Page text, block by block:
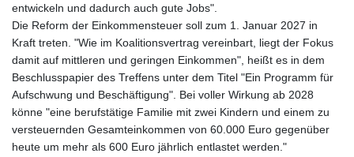
entwickeln und dadurch auch gute Jobs".
Die Reform der Einkommensteuer soll zum 1. Januar 2027 in
Kraft treten. "Wie im Koalitionsvertrag vereinbart, liegt der Fokus
damit auf mittleren und geringen Einkommen", heißt es in dem
Beschlusspapier des Treffens unter dem Titel "Ein Programm für
Aufschwung und Beschäftigung". Bei voller Wirkung ab 2028
könne "eine berufstätige Familie mit zwei Kindern und einem zu
versteuernden Gesamteinkommen von 60.000 Euro gegenüber
heute um mehr als 600 Euro jährlich entlastet werden."